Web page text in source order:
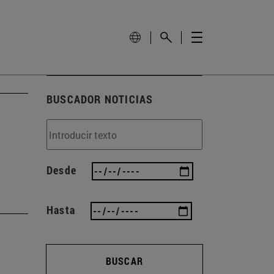
BUSCADOR NOTICIAS
Desde
Hasta
BUSCAR